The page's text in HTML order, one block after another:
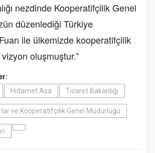
nezdinde Kooperatifçilik Genel
düzenlediği Türkiye
ile ülkemizde kooperatifçilik
oluşmuştur.”
Hidamet Asa Ticaret Bakanlığı
ve Kooperatifçilik Genel Müdürlüğü